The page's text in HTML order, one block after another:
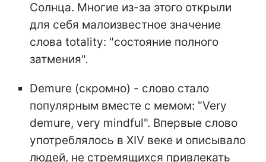
Солнца. Многие из-за этого открыли
для себя малоизвестное значение
слова totality: "состояние полного
затмения".
Demure (скромно) - слово стало
популярным вместе с мемом: "Very
demure, very mindful". Впервые слово
употреблялось в XIV веке и описывало
людей, не стремящихся привлекать